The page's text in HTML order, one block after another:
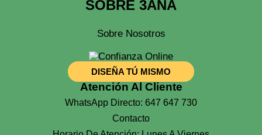
SOBRE 3ANA
Sobre Nosotros
DISEÑA TÚ MISMO
Atención Al Cliente
WhatsApp Directo: 647 647 730
Contacto